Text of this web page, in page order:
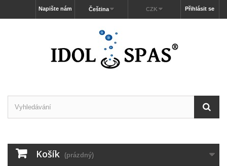
Přihlásit se
CZK
Čeština
Napište nám
Košík (prázdný)